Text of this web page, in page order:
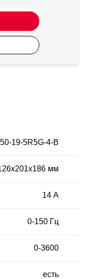
19-5R5G-4-B
мм
14 А
0-150 Гц
0-3600
есть